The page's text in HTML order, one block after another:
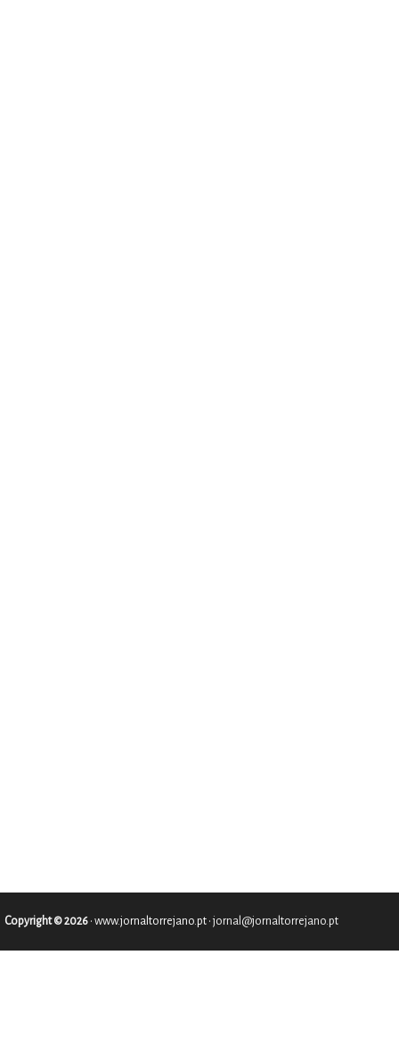
Copyright © 2026 • www.jornaltorrejano.pt • jornal@jornaltorrejano.pt